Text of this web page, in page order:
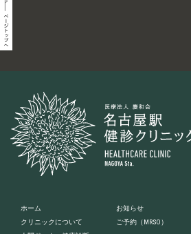
ホーム
クリニックについて
お知らせ
ご予約 （MRSO）